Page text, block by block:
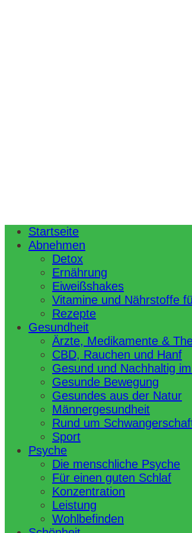
Startseite
Abnehmen
Detox
Ernährung
Eiweißshakes
Vitamine und Nährstoffe
Rezepte
Gesundheit
Ärzte, Medikamente &
CBD, Rauchen und Hanf
Gesund und Nachhaltig
Gesunde Bewegung
Gesundes aus der Natur
Männergesundheit
Rund um
Sport
Psyche
Die menschliche Psyche
Für einen guten Schlaf
Konzentration
Leistung
Wohlbefinden